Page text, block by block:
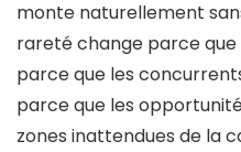
monte naturellement
rareté change parce
parce que les
parce que les
zones inattendues de la